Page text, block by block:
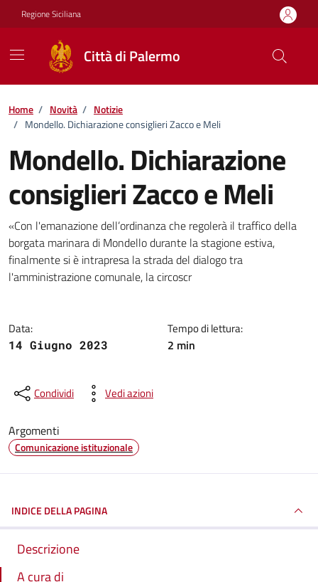
Vai ai contenuti
Vai al footer
Regione Siciliana
Città di Palermo
Home / Novità / Notizie
/ Mondello. Dichiarazione consiglieri Zacco e Meli
Mondello. Dichiarazione
consiglieri Zacco e Meli
Dettagli della notizia
«Con l'emanazione dell’ordinanza che regolerà il traffico della
borgata marinara di Mondello durante la stagione estiva,
finalmente si è intrapresa la strada del dialogo tra
l'amministrazione comunale, la circoscr
Data:
14 Giugno 2023
Tempo di lettura:
2 min
Condividi Vedi azioni
Argomenti
Comunicazione istituzionale
INDICE DELLA PAGINA
Descrizione
A cura di